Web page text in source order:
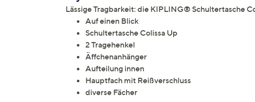
Lässige Tragbarkeit: die KIPLING® Schultertasche
Auf einen Blick
Schultertasche Colissa Up
2 Tragehenkel
Äffchenanhänger
Aufteilung innen
Hauptfach mit Reißverschluss
diverse Fächer